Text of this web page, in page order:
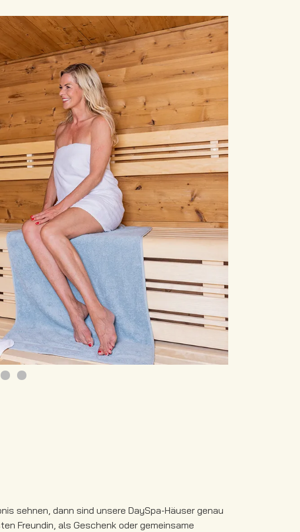
•
sehnen, dann sind unsere DaySpa-Häuser genau
Freundin, als Geschenk oder gemeinsame